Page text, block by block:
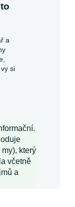
a
si
který
včetně
a